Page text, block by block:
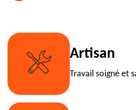
Artisan
Travail soigné et